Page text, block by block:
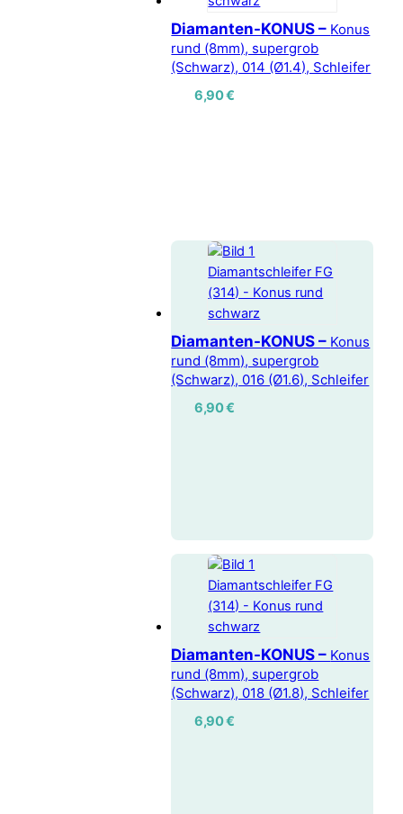
Diamanten-KONUS – Konus
rund (8mm), supergrob
(Schwarz), 014 (Ø1.4), Schleifer
6,90€
Diamanten-KONUS – Konus
rund (8mm), supergrob
(Schwarz), 016 (Ø1.6), Schleifer
6,90€
Diamanten-KONUS – Konus
rund (8mm), supergrob
(Schwarz), 018 (Ø1.8), Schleifer
6,90€